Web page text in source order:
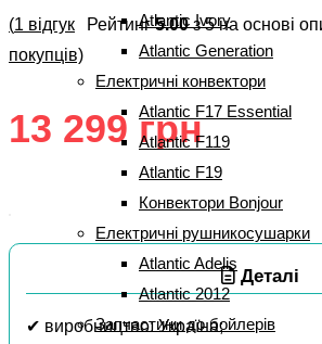
Atlantic Ivory
Atlantic Generation
Електричні конвектори
Atlantic F17 Essential
Atlantic F119
Atlantic F19
Конвектори Bonjour
Електричні рушникосушарки
Atlantic Adelis
Atlantic 2012
Запчастини до бойлерів
Рейтинг5.00з 5 на основі
(1 відгук
покупців)
13 299 грн
Деталі
✔ виробництво: Україна;